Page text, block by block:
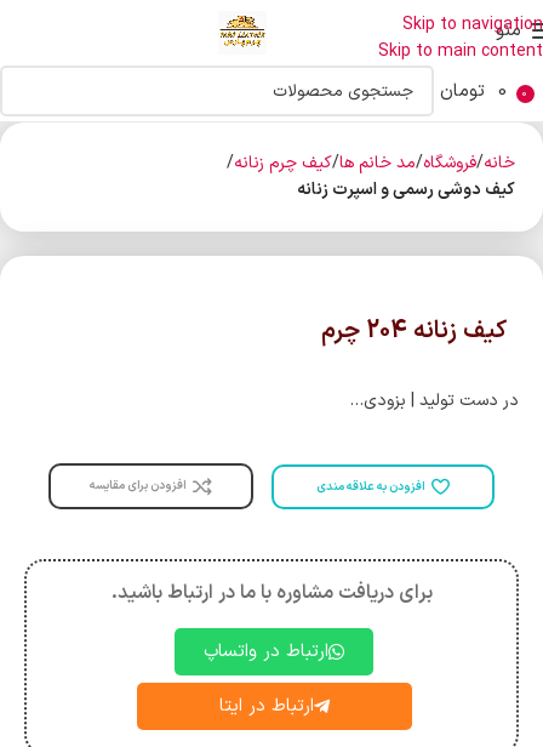
Skip to navigation
Skip to main content
منو
0
0 تومان
خانه فروشگاه مد خانم ها کیف چرم زنانه
کیف دوشی رسمی و اسپرت زنانه
کیف زنانه 204 چرم
در دست تولید | بزودی…
افزودن به علاقه مندی افزودن برای مقایسه
برای دریافت مشاوره با ما در ارتباط باشید.
ارتباط در واتساپ
ارتباط در ایتا